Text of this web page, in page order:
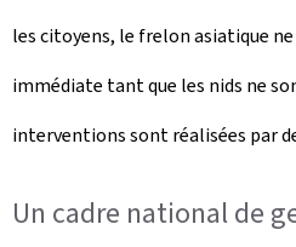
les citoyens, le frelon asiatique
immédiate tant que les nids ne
interventions sont réalisées par
Un cadre national de